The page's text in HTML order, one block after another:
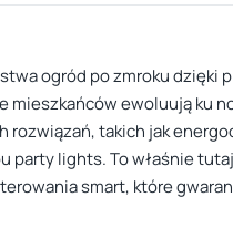
ogród po zmroku
ewoluują ku
takich jak
lights. To właśnie
smart, które